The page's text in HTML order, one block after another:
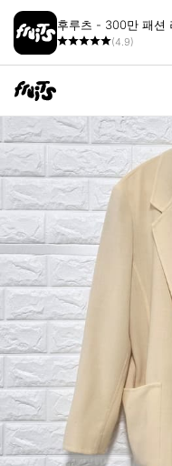
후루츠 - 300만 패션
(4.9)